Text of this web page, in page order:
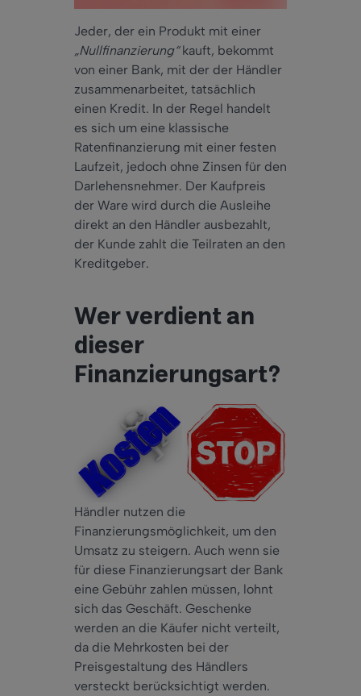
Jeder, der ein Produkt mit einer
„Nullfinanzierung“kauft, bekommt
von einer Bank, mit der der Händler
zusammenarbeitet, tatsächlich
einen Kredit. In der Regel handelt
es sich um eine klassische
Ratenfinanzierung mit einer festen
Laufzeit, jedoch ohne Zinsen für den
Darlehensnehmer. Der Kaufpreis
der Ware wird durch die Ausleihe
direkt an den Händler ausbezahlt,
der Kunde zahlt die Teilraten an den
Kreditgeber.
Wer verdient an
dieser
Finanzierungsart?
Händler nutzen die
Finanzierungsmöglichkeit, um den
Umsatz zu steigern. Auch wenn sie
für diese Finanzierungsart der Bank
eine Gebühr zahlen müssen, lohnt
sich das Geschäft. Geschenke
werden an die Käufer nicht verteilt,
da die Mehrkosten bei der
Preisgestaltung des Händlers
versteckt berücksichtigt werden.